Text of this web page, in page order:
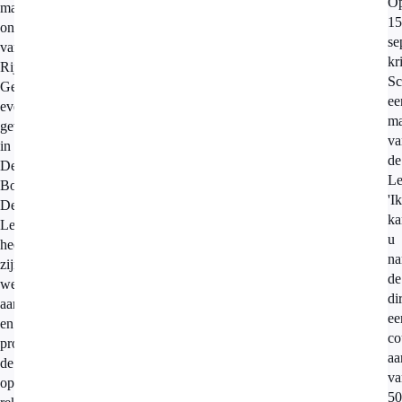
mails
ontvangen
van
Rijken
Gerechtsdeurwaarders,
eveneens
gevestigd
in
Den
Bosch.
De
Lekdetectiecentrale
heeft
zijn
werkwijze
aangepast
en
probeert
de
openstaande
15
de
'Ik
u
de